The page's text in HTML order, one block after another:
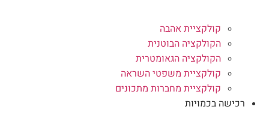
קולקציית אהבה
הקולקציה הבוטנית
הקולקציה הגאומטרית
קולקציית משפטי השראה
קולקציית מחברות מתכונים
רכישה בכמויות